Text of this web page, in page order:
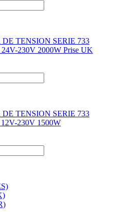
TENSION SERIE 733
230V 2000W Prise UK
TENSION SERIE 733
230V 1500W